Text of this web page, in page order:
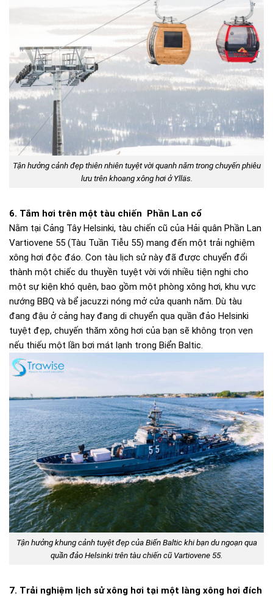
Tận hưởng cảnh đẹp thiên nhiên tuyệt vời quanh năm trong chuyến phiêu
lưu trên khoang xông hơi ở Ylläs.
6. Tắm hơi trên một tàu chiến Phần Lan cổ
Nằm tại Cảng Tây Helsinki, tàu chiến cũ của Hải quân Phần Lan
Vartiovene 55 (Tàu Tuần Tiễu 55) mang đến một trải nghiệm
xông hơi độc đáo. Con tàu lịch sử này đã được chuyển đổi
thành một chiếc du thuyền tuyệt vời với nhiều tiện nghi cho
một sự kiện khó quên, bao gồm một phòng xông hơi, khu vực
nướng BBQ và bể jacuzzi nóng mở cửa quanh năm. Dù tàu
đang đậu ở cảng hay đang di chuyển qua quần đảo Helsinki
tuyệt đẹp, chuyến thăm xông hơi của bạn sẽ không trọn vẹn
nếu thiếu một lần bơi mát lạnh trong Biển Baltic.
Tận hưởng khung cảnh tuyệt đẹp của Biển Baltic khi bạn du ngoạn qua
quần đảo Helsinki trên tàu chiến cũ Vartiovene 55.
7. Trải nghiệm lịch sử xông hơi tại một làng xông hơi đích